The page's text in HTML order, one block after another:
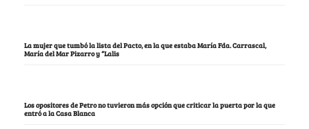
La mujer que tumbó la lista del Pacto, en la que estaba María Fda. Carrascal,
María del Mar Pizarro y “Lalis
Los opositores de Petro no tuvieron más opción que criticar la puerta por la que
entró a la Casa Blanca